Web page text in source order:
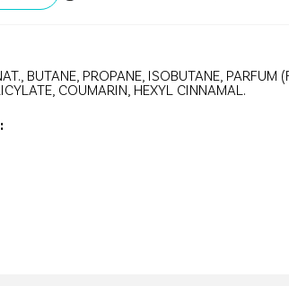
BUTANE, PROPANE, ISOBUTANE,
COUMARIN, HEXYL CINNAMAL.